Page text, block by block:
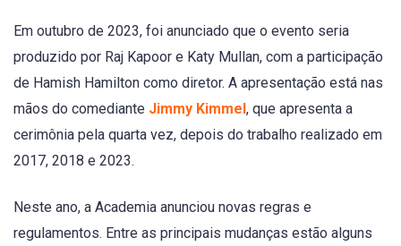
Em outubro de 2023, foi anunciado que o evento seria
produzido por Raj Kapoor e Katy Mullan, com a participação
de Hamish Hamilton como diretor. A apresentação está nas
mãos do comediante Jimmy Kimmel, que apresenta a
cerimônia pela quarta vez, depois do trabalho realizado em
2017, 2018 e 2023.
Neste ano, a Academia anunciou novas regras e
regulamentos. Entre as principais mudanças estão alguns